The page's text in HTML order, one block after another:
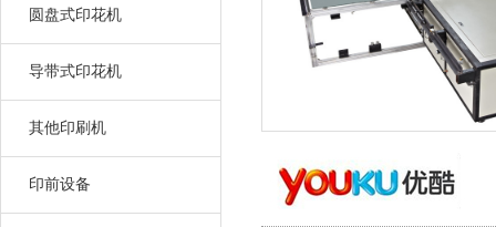
圆盘式印花机
导带式印花机
其他印刷机
印前设备